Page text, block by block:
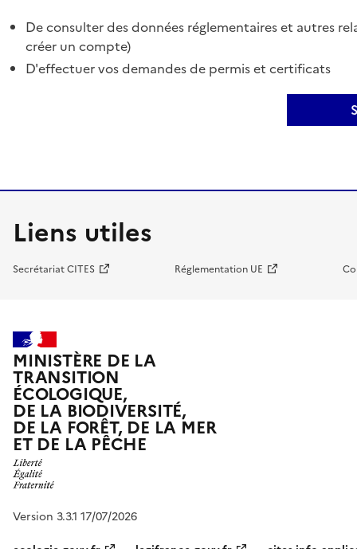
De consulter des données réglementaires et autres
créer un compte)
D'effectuer vos demandes de permis et certificats
Liens utiles
Secrétariat CITES Réglementation UE
MINISTÈRE DE LA
TRANSITION
ÉCOLOGIQUE,
DE LA BIODIVERSITÉ,
DE LA FORÊT, DE LA MER
ET DE LA PÊCHE
Version 3.3.1 17/07/2026